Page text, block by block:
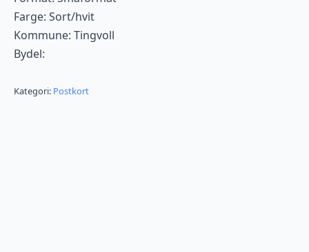
Farge: Sort/hvit
Kommune: Tingvoll
Bydel:
Kategori: Postkort